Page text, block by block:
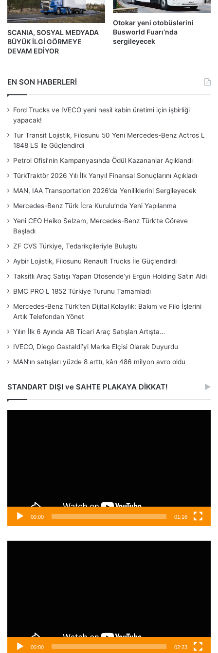
SCANIA, SOSYAL MEDYADA
BÜYÜK İLGİ GÖRMEYE
DEVAM EDİYOR
Otokar yeni otobüslerini
Busworld Fuarı’nda
sergileyecek
EN SON HABERLERİ
Ford Trucks ve IVECO yeni nesil kabin üretimi için işbirliği
yapacak!
Tur Transit Lojistik, Filosunu 50 Yeni Mercedes-Benz Actros L
1848 LS ile Güçlendirdi
Petrol Ofisi’nin Kampanyasında Ödül Kazananlar Açıklandı
TürkTraktör 2026 Yılı İlk Yarıyıl Finansal Sonuçlarını Açıkladı
MAN, IAA Transportation 2026’da Yeniliklerini Sergileyecek
Mercedes-Benz Türk İcra Kurulu’nda Yeni Yapılanma
Yeni CEO Heiko Selzam, Mercedes-Benz Türk’te Göreve
Başladı
ZF CVS Türkiye, Tedarikçileriyle Buluştu
Aybir Lojistik, Filosunu Renault Trucks İle Güçlendirdi
Taksitli Araç Satışı Yapan Otosende’yi Ergün Holding Satın Aldı
BMC PRO L 1852 Türkiye Turunu Tamamladı
Mercedes-Benz Türk’ten Dijital Kolaylık: Bakım ve Filo İşlerini
Artık Telefondan Yönet
Yılın İlk 6 Ayında AB Ticari Araç Satışları Artışta…
IVECO, Diego Gastaldi’yi Marka Elçisi Olarak Duyurdu
MAN’ın satışları yüzde 8 arttı, kârı 486 milyon avro oldu
STANDART DIŞI ve SAHTE PLAKAYA DİKKAT!
00:00 01:16
00:00 02:23